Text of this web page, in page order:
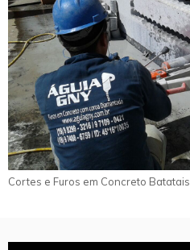
Cortes e Furos em Concreto Batatais